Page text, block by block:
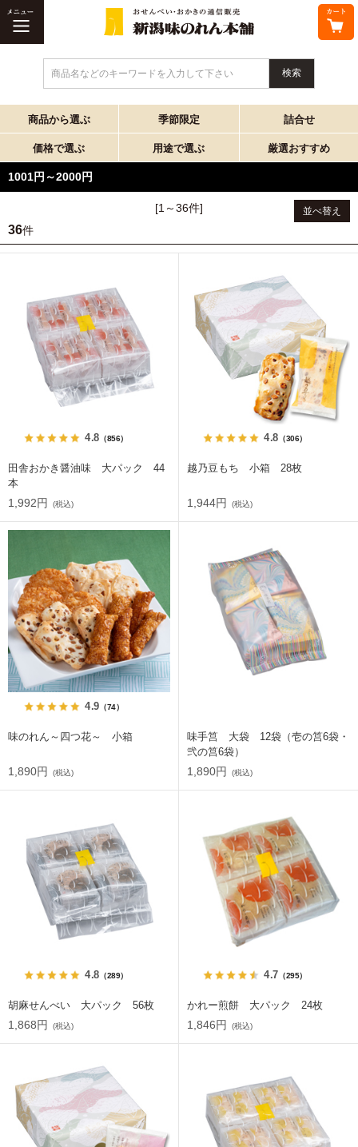
商品名などのキーワードを入力して下さい
商品から選ぶ 季節限定 詰合せ
価格で選ぶ 用途で選ぶ 厳選おすすめ
1001円～2000円
並べ替え
[1～36件]
36件
4.8（856）
田舎おかき醤油味 大パック 44
本
1,992円 (税込)
4.8 （306）
越乃豆もち 小箱 28枚
1,944円 (税込)
4.9（74）
味のれん～四つ花～ 小箱
1,890円 (税込)
味手筥 大袋 12袋（壱の筥6袋・
弐の筥6袋）
1,890円 (税込)
4.8（289）
胡麻せんべい 大パック 56枚
1,868円 (税込)
4.7 （295）
かれー煎餅 大パック 24枚
1,846円 (税込)